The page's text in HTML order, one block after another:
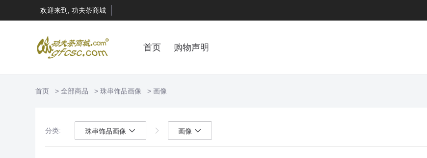
欢迎来到, 功夫茶商城
首页 购物声明
首页 全部商品 珠串饰品画像 画像
分类: 珠串饰品画像 画像